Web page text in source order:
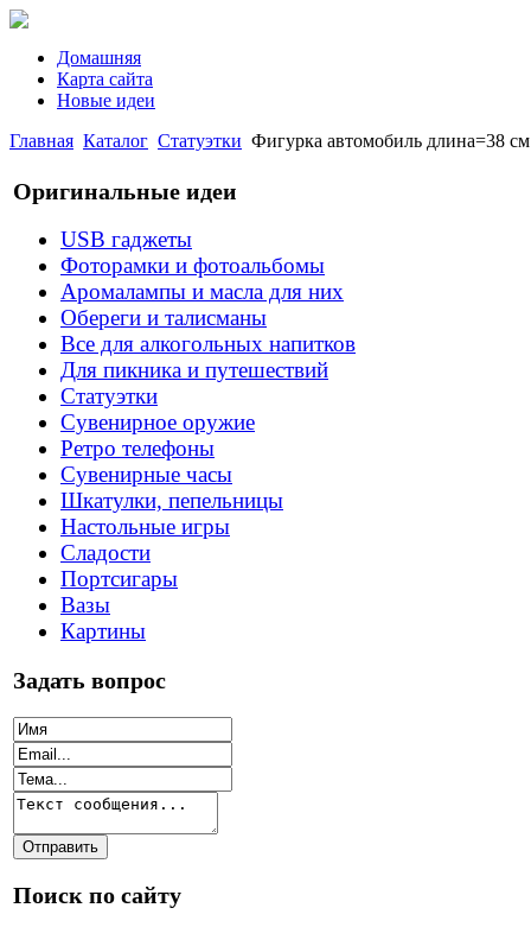
Домашняя
Карта сайта
Новые идеи
Главная Каталог Статуэтки Фигурка автомобиль длина=38
Оригинальные идеи
USB гаджеты
Фоторамки и фотоальбомы
Аромалампы и масла для них
Обереги и талисманы
Все для алкогольных напитков
Для пикника и путешествий
Статуэтки
Сувенирное оружие
Ретро телефоны
Сувенирные часы
Шкатулки, пепельницы
Настольные игры
Сладости
Портсигары
Вазы
Картины
Задать вопрос
Поиск по сайту